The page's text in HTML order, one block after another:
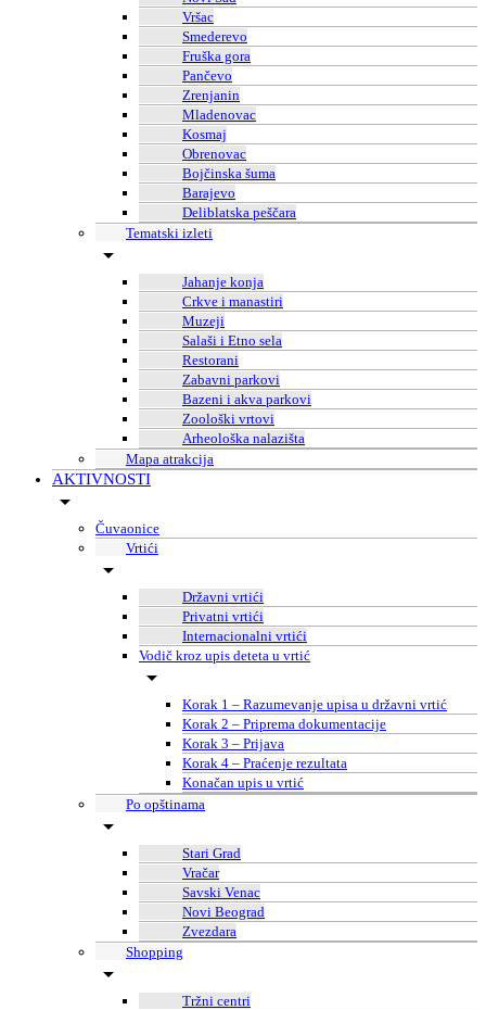
Vršac
Smederevo
Fruška gora
Pančevo
Zrenjanin
Mladenovac
Kosmaj
Obrenovac
Bojčinska šuma
Barajevo
Deliblatska peščara
Tematski izleti
Jahanje konja
Crkve i manastiri
Muzeji
Salaši i Etno sela
Restorani
Zabavni parkovi
Bazeni i akva parkovi
Zoološki vrtovi
Arheološka nalazišta
Mapa atrakcija
AKTIVNOSTI
Čuvaonice
Vrtići
Državni vrtići
Privatni vrtići
Internacionalni vrtići
Vodič kroz upis deteta u vrtić
Korak 1 – Razumevanje upisa u državni vrtić
Korak 2 – Priprema dokumentacije
Korak 3 – Prijava
Korak 4 – Praćenje rezultata
Konačan upis u vrtić
Po opštinama
Stari Grad
Vračar
Savski Venac
Novi Beograd
Zvezdara
Shopping
Tržni centri